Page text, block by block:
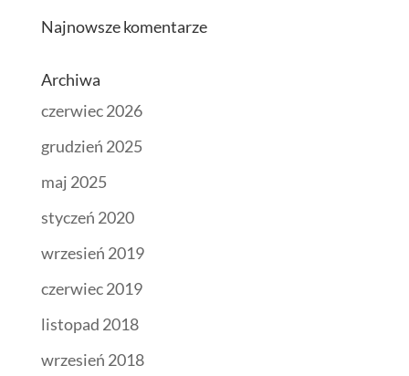
Najnowsze komentarze
Archiwa
czerwiec 2026
grudzień 2025
maj 2025
styczeń 2020
wrzesień 2019
czerwiec 2019
listopad 2018
wrzesień 2018